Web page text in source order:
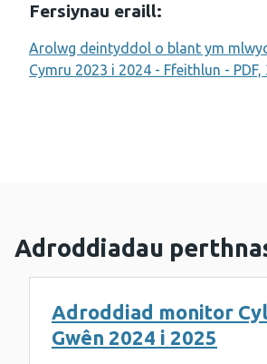
Fersiynau eraill:
Arolwg deintyddol o blant ym
Cymru 2023 i 2024 - Ffeithlun - PDF,
Adroddiadau
Adroddiad monitor
Gwên 2024 i 2025